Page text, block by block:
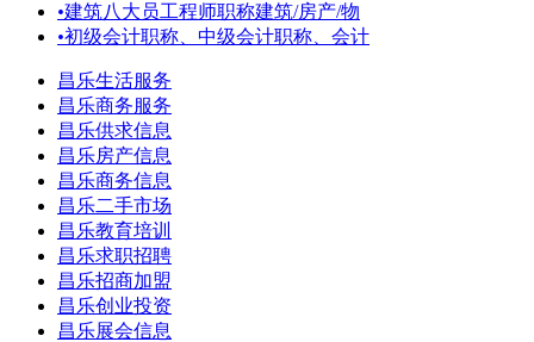
•建筑八大员工程师职称建筑/房产/物
•初级会计职称、中级会计职称、会计
昌乐生活服务
昌乐商务服务
昌乐供求信息
昌乐房产信息
昌乐商务信息
昌乐二手市场
昌乐教育培训
昌乐求职招聘
昌乐招商加盟
昌乐创业投资
昌乐展会信息